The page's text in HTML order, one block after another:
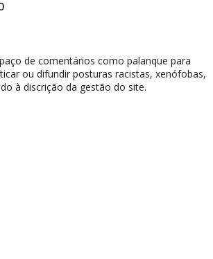
de comentários como palanque para
ou difundir posturas racistas, xenófobas,
à discrição da gestão do site.